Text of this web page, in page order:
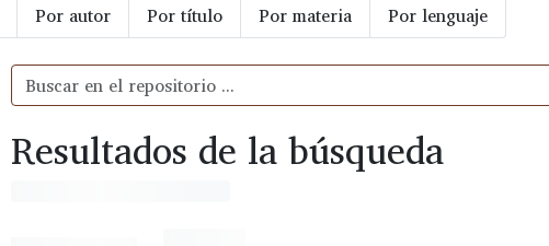
Por autor Por título Por materia Por lenguaje
Resultados de la búsqueda